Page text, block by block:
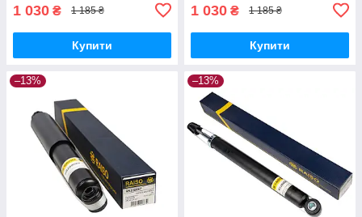
1 030 ₴ 1 185 ₴
Купити
1 030 ₴ 1 185 ₴
Купити
–13% –13%